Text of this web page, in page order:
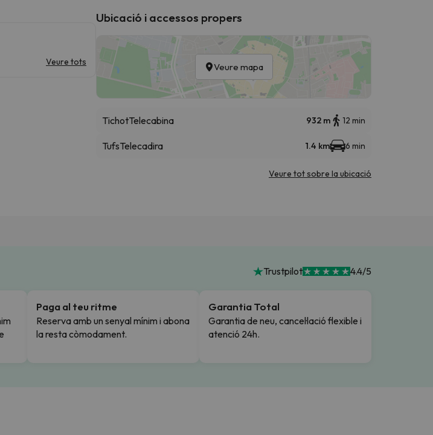
Veure tots
Ubicació i accessos propers
Veure mapa
TichotTelecabina 932 m 12 min
TufsTelecadira 1.4 km 6 min
Veure tot sobre la ubicació
Trustpilot 4.4/5
Paga al teu ritme
Reserva amb un senyal mínim i abona
la resta còmodament.
Garantia Total
Garantia de neu, cancel·lació flexible i
atenció 24h.